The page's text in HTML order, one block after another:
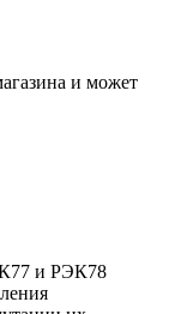
и может
и РЭК78